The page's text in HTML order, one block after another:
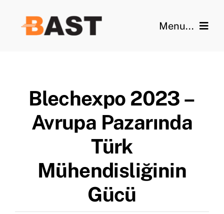
Menu...
Videolar
Teknik Veriler
Blechexpo 2023 –
Avrupa Pazarında
Türk
Mühendisliğinin
Gücü